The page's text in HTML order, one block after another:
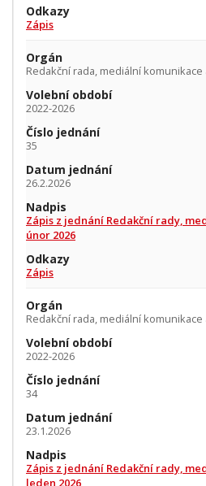
Odkazy
Zápis
Orgán
Redakční rada, mediální komunikace
Volební období
2022-2026
Číslo jednání
35
Datum jednání
26.2.2026
Nadpis
Zápis z jednání Redakční rady,
únor 2026
Odkazy
Zápis
Orgán
Redakční rada, mediální komunikace
Volební období
2022-2026
Číslo jednání
34
Datum jednání
23.1.2026
Nadpis
Zápis z jednání Redakční rady,
leden 2026